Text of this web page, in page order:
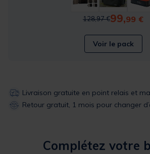
Price reduced from
128,97 €to
99,99 €
Voir le pack
Livraison gratuite en point relais et
Retour gratuit, 1 mois pour changer
Complétez votre